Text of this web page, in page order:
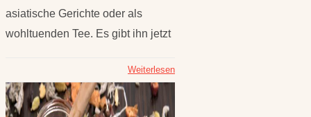
asiatische Gerichte oder als
wohltuenden Tee. Es gibt ihn jetzt
Weiterlesen